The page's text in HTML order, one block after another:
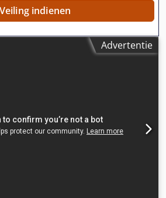
Veiling indienen
Advertentie